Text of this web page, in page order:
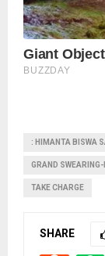
: HIMANTA BISWA
GRAND
TAKE CHARGE
SHARE